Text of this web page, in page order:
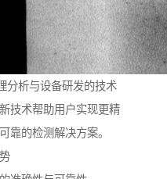
分析与设备研发的技术
技术帮助用户实现更精
靠的检测解决方案。